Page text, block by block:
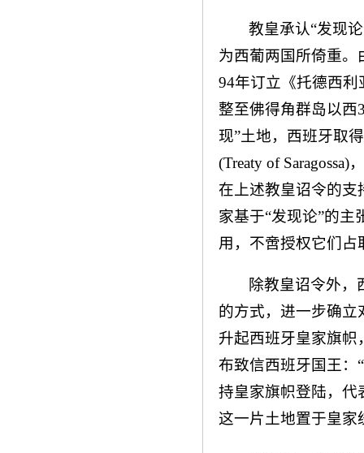
教皇承认“发现
为西葡两国所倚重。
94年订立《托德西利
整至佛得角群岛以西
现”土地，西班牙取
(Treaty of
在上述教皇诏令的支
家基于“发现论”的主
用，不啻授权它们占
除教皇诏令外，
的方式，进一步确立
升起西班牙皇家旗帜
布致信西班牙国王：
持皇家旗帜登陆，代
这一片土地置于皇家